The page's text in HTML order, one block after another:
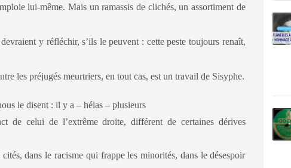
lui-même. Mais un ramassis de clichés, un assortiment de
y réfléchir, s’ils le peuvent : cette peste toujours renaît,
les préjugés meurtriers, en tout cas, est un travail de Sisyphe.
le disent : il y a – hélas – plusieurs
de celui de l’extrême droite, différent de certaines dérives
dans le racisme qui frappe les minorités, dans le désespoir